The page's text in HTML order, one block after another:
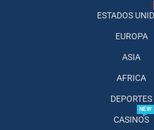
ESTADOS
EUROPA
ASIA
AFRICA
DEPORTES
CASINOS
NEW